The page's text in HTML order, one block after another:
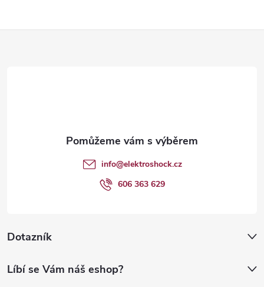
info@elektroshock.cz
606 363 629
Dotazník
Líbí se Vám náš eshop?